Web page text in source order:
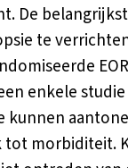
De
te
enkele
kunnen
morbiditeit.